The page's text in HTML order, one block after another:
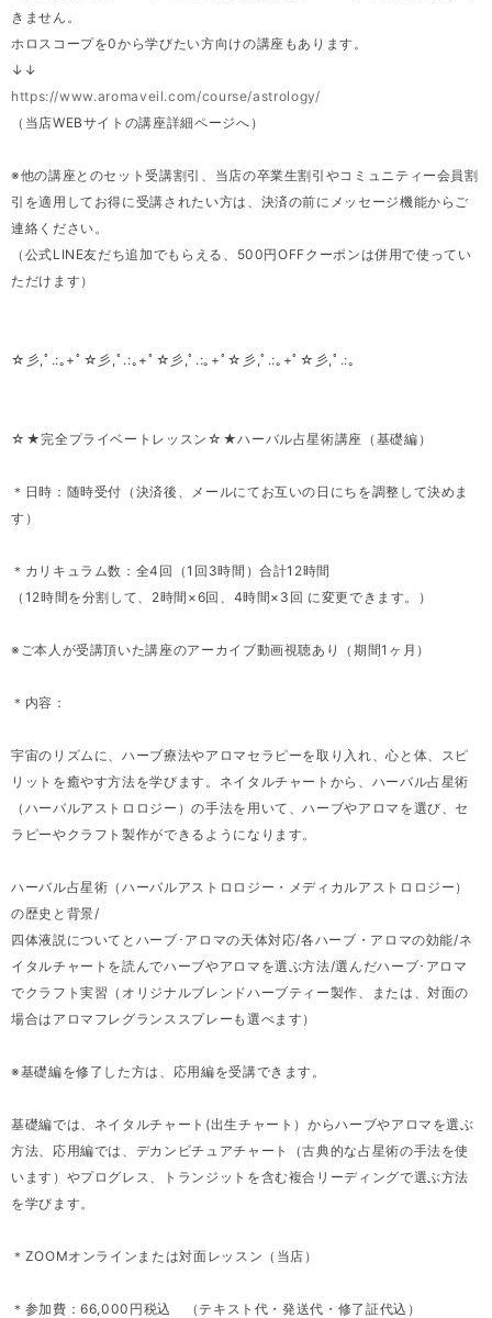
きません。
ホロスコープを0から学びたい方向けの講座もあります。
↓↓
https://www.aromaveil.com/course/astrology/
（当店WEBサイトの講座詳細ページへ）
※他の講座とのセット受講割引、当店の卒業生割引やコミュニティー会員割
引を適用してお得に受講されたい方は、決済の前にメッセージ機能からご
連絡ください。
（公式LINE友だち追加でもらえる、500円OFFクーポンは併用で使ってい
ただけます）
☆彡,ﾟ.:｡+ﾟ☆彡,ﾟ.:｡+ﾟ☆彡,ﾟ.:｡+ﾟ☆彡,ﾟ.:｡+ﾟ☆彡,ﾟ.:｡
☆★完全プライベートレッスン☆★ハーバル占星術講座（基礎編）
＊日時：随時受付（決済後、メールにてお互いの日にちを調整して決めま
す）
＊カリキュラム数：全4回（1回3時間）合計12時間
（12時間を分割して、2時間×6回、4時間×3回 に変更できます。）
※ご本人が受講頂いた講座のアーカイブ動画視聴あり（期間1ヶ月）
＊内容：
宇宙のリズムに、ハーブ療法やアロマセラピーを取り入れ、心と体、スピ
リットを癒やす方法を学びます。ネイタルチャートから、ハーバル占星術
（ハーバルアストロロジー）の手法を用いて、ハーブやアロマを選び、セ
ラピーやクラフト製作ができるようになります。
ハーバル占星術（ハーバルアストロロジー・メディカルアストロロジー）
の歴史と背景/
四体液説についてとハーブ･アロマの天体対応/各ハーブ・アロマの効能/ネ
イタルチャートを読んでハーブやアロマを選ぶ方法/選んだハーブ･アロマ
でクラフト実習（オリジナルブレンドハーブティー製作、または、対面の
場合はアロマフレグランススプレーも選べます）
※基礎編を修了した方は、応用編を受講できます。
基礎編では、ネイタルチャート(出生チャート）からハーブやアロマを選ぶ
方法、応用編では、デカンビチュアチャート（古典的な占星術の手法を使
います）やプログレス、トランジットを含む複合リーディングで選ぶ方法
を学びます。
＊ZOOMオンラインまたは対面レッスン（当店）
＊参加費：66,000円税込 （テキスト代・発送代・修了証代込）